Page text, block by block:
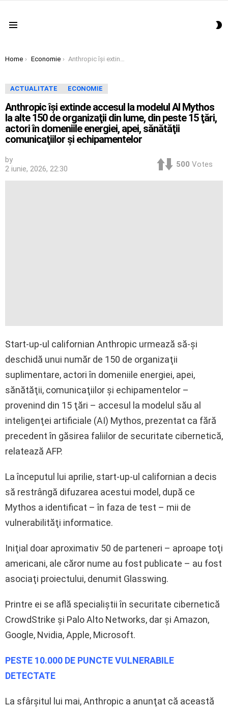
You are here:
Home Economie Anthropic îşi extinde accesul la modelul AI Mythos la alte 150 de organizaţii din lume, din peste 15 ţări, actori în domeniile energiei, apei, sănătăţii comunicaţiilor şi echipamentelor
ACTUALITATE ECONOMIE
Anthropic îşi extinde accesul la modelul AI Mythos
la alte 150 de organizaţii din lume, din peste 15 ţări,
actori în domeniile energiei, apei, sănătăţii
comunicaţiilor şi echipamentelor
by
2 iunie, 2026, 22:30
500 Votes
Start-up-ul californian Anthropic urmează să-şi
deschidă unui număr de 150 de organizaţii
suplimentare, actori în domeniile energiei, apei,
sănătăţii, comunicaţiilor şi echipamentelor –
provenind din 15 ţări – accesul la modelul său al
inteligenţei artificiale (AI) Mythos, prezentat ca fără
precedent în găsirea faliilor de securitate cibernetică,
relatează AFP.
La începutul lui aprilie, start-up-ul californian a decis
să restrângă difuzarea acestui model, după ce
Mythos a identificat – în faza de test – mii de
vulnerabilităţi informatice.
Iniţial doar aproximativ 50 de parteneri – aproape toţi
americani, ale căror nume au fost publicate – au fost
asociaţi proiectului, denumit Glasswing.
Printre ei se află specialiştii în securitate cibernetică
CrowdStrike şi Palo Alto Networks, dar şi Amazon,
Google, Nvidia, Apple, Microsoft.
PESTE 10.000 DE PUNCTE VULNERABILE
DETECTATE
La sfârşitul lui mai, Anthropic a anunţat că această